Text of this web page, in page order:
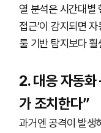
열 분석은 시간대별
접근’이 감지되면
룰 기반 탐지보다
2. 대응 자동
가 조치한다”
과거엔 공격이 발생